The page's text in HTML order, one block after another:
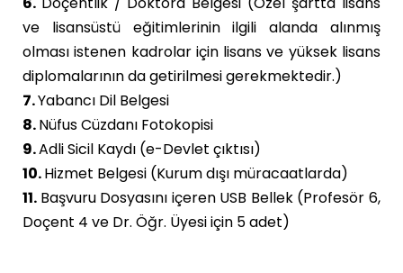
ve lisansüstü eğitimlerinin ilgili alanda alınmış
olması istenen kadrolar için lisans ve yüksek lisans
diplomalarının da getirilmesi gerekmektedir.)
7.Yabancı Dil Belgesi
8.Nüfus Cüzdanı Fotokopisi
9.Adli Sicil Kaydı (e-Devlet çıktısı)
10.Hizmet Belgesi (Kurum dışı müracaatlarda)
11. Başvuru Dosyasını içeren USB Bellek (Profesör 6,
Doçent 4 ve Dr. Öğr. Üyesi için 5 adet)